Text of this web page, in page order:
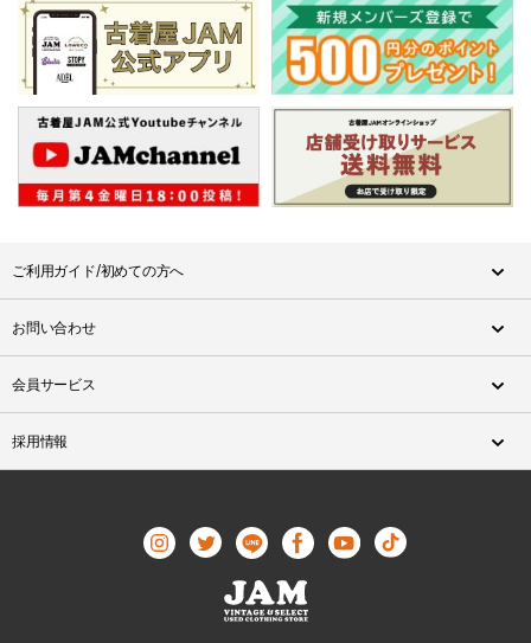
ご利用ガイド/初めての方へ
お問い合わせ
会員サービス
採用情報